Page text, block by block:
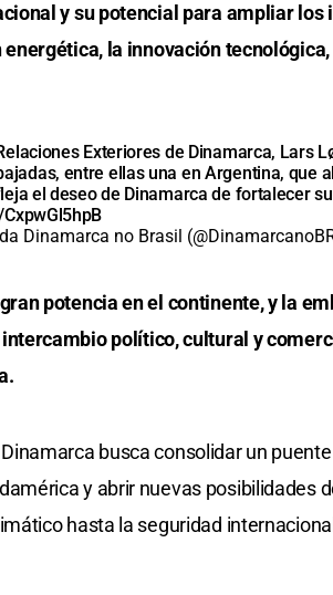
y su potencial para ampliar
la innovación
Exteriores de Dinamarca, Lars
entre ellas una en Argentina, que
el deseo de Dinamarca de fortalecer
Dinamarca no Brasil
potencia en el continente, y la
político, cultural y
busca consolidar un
y abrir nuevas posibilidades
hasta la seguridad